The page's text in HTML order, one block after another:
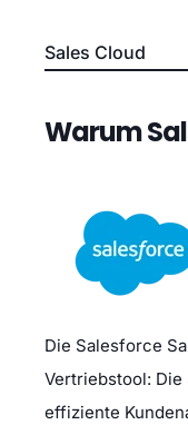
Warum
Die Salesforce
Vertriebstool: Die
effiziente